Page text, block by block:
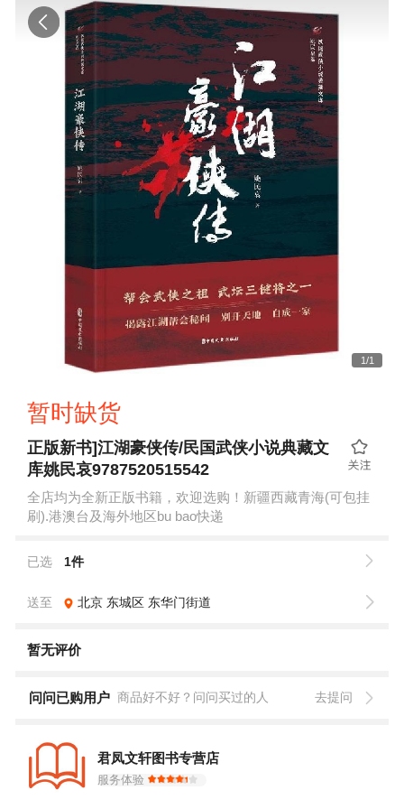
1/1
暂时缺货
正版新书]江湖豪侠传/民国武侠小说典藏文
库姚民哀9787520515542
全店均为全新正版书籍，欢迎选购！新疆西藏青海(可包挂
刷).港澳台及海外地区bu bao快递
已选 1件
送至 北京 东城区 东华门街道
暂无评价
问问已购用户 商品好不好？问问买过的人 去提问
君凤文轩图书专营店
服务体验